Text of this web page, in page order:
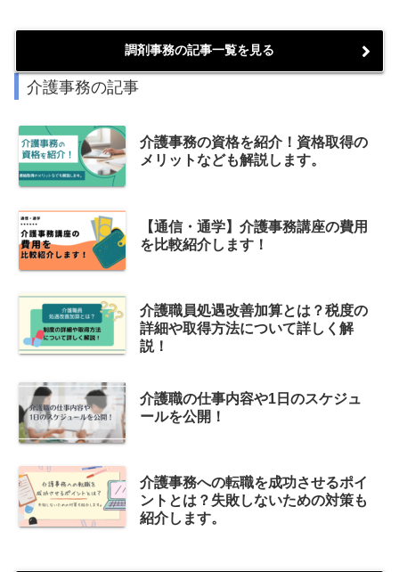
調剤事務の記事一覧を見る
介護事務の記事
介護事務の資格を紹介！資格取得の
メリットなども解説します。
【通信・通学】介護事務講座の費用
を比較紹介します！
介護職員処遇改善加算とは？税度の
詳細や取得方法について詳しく解
説！
介護職の仕事内容や1日のスケジュ
ールを公開！
介護事務への転職を成功させるポイ
ントとは？失敗しないための対策も
紹介します。